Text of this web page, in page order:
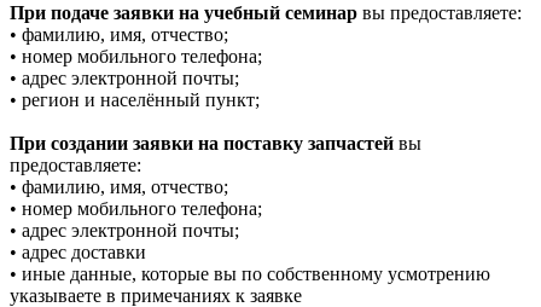
При подаче заявки на учебный семинар вы предоставляете:
• фамилию, имя, отчество;
• номер мобильного телефона;
• адрес электронной почты;
• регион и населённый пункт;
При создании заявки на поставку запчастей вы
предоставляете:
• фамилию, имя, отчество;
• номер мобильного телефона;
• адрес электронной почты;
• адрес доставки
• иные данные, которые вы по собственному усмотрению
указываете в примечаниях к заявке